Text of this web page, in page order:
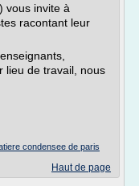
vous invite à
racontant leur
lieu de travail, nous
condensee de paris
Haut de page